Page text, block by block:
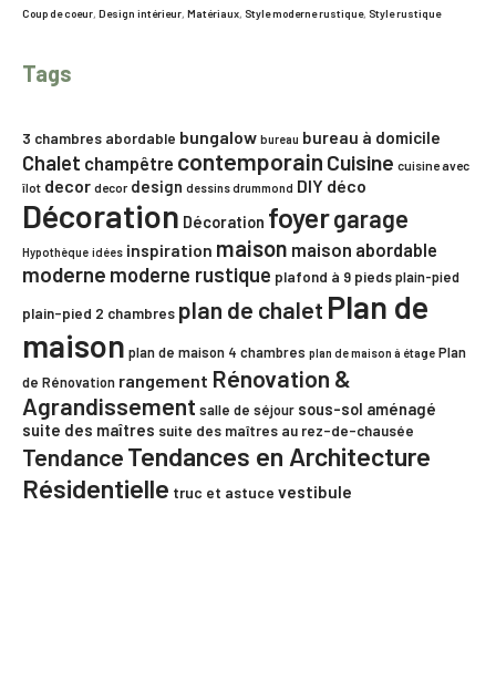
Coup de coeur, Design intérieur, Matériaux, Style moderne rustique, Style rustique
Tags
3 chambres abordable bungalow bureau bureau à domicile
Chalet champêtre contemporain Cuisine cuisine avec
îlot decor decor design dessins drummond DIY déco
Décoration Décoration foyergarage
Hypothèque idées inspiration maison maison abordable
moderne moderne rustique plafond à 9 piedsplain-pied
plain-pied 2 chambres plan de chalet Plan de
maison plan de maison 4 chambres plan de maison à étage Plan
de Rénovation rangement Rénovation &
Agrandissement salle de séjour sous-sol aménagé
suite des maîtres suite des maîtres au rez-de-chausée
Tendance Tendances en Architecture
Résidentielle truc et astuce vestibule